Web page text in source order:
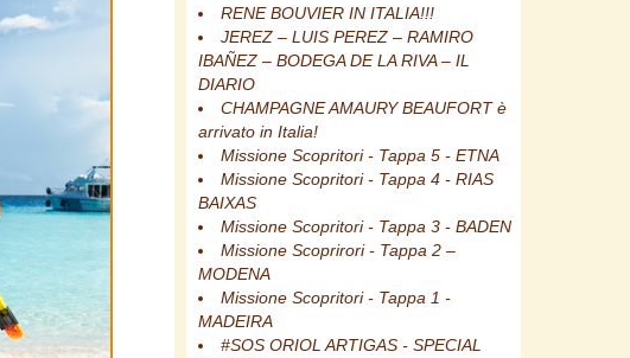
RENE BOUVIER IN ITALIA!!!
JEREZ – LUIS PEREZ – RAMIRO
IBAÑEZ – BODEGA DE LA RIVA – IL
DIARIO
CHAMPAGNE AMAURY BEAUFORT è
arrivato in Italia!
Missione Scopritori - Tappa 5 - ETNA
Missione Scopritori - Tappa 4 - RIAS
BAIXAS
Missione Scopritori - Tappa 3 - BADEN
Missione Scoprirori - Tappa 2 –
MODENA
Missione Scopritori - Tappa 1 -
MADEIRA
#SOS ORIOL ARTIGAS - SPECIAL